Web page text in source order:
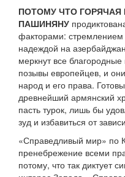
ПОТОМУ ЧТО
ПАШИНЯНУ
факторами: стремлением
надеждой на
меркнут все
позывы европейцев, и
народ и его права.
древнейший армянский
пасть турок, лишь бы
зуд и избавиться от
«Справедливый мир» по
пренебрежение всеми
потому, что так диктует